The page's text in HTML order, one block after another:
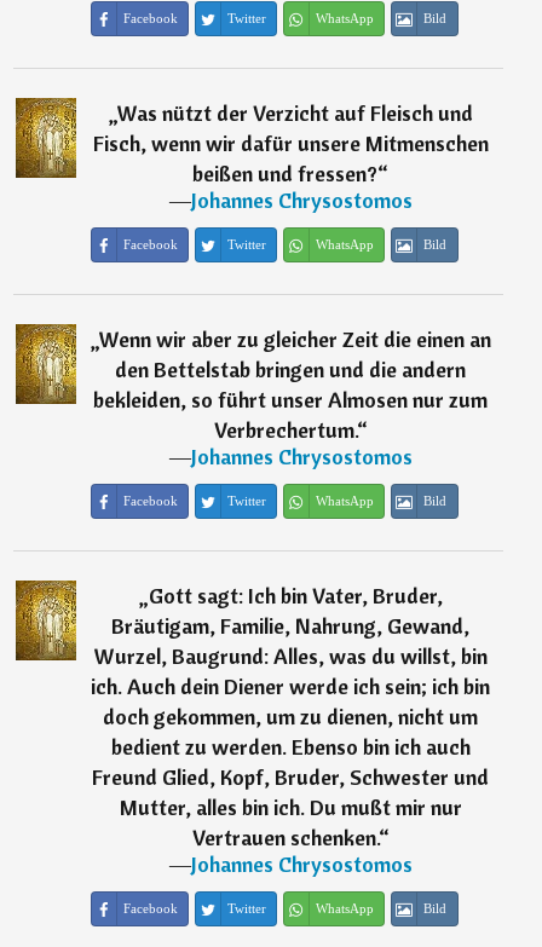
Facebook Twitter WhatsApp Bild
„Was nützt der Verzicht auf Fleisch und
Fisch, wenn wir dafür unsere Mitmenschen
beißen und fressen?“
―Johannes Chrysostomos
Facebook Twitter WhatsApp Bild
„Wenn wir aber zu gleicher Zeit die einen an
den Bettelstab bringen und die andern
bekleiden, so führt unser Almosen nur zum
Verbrechertum.“
―Johannes Chrysostomos
Facebook Twitter WhatsApp Bild
„Gott sagt: Ich bin Vater, Bruder,
Bräutigam, Familie, Nahrung, Gewand,
Wurzel, Baugrund: Alles, was du willst, bin
ich. Auch dein Diener werde ich sein; ich bin
doch gekommen, um zu dienen, nicht um
bedient zu werden. Ebenso bin ich auch
Freund Glied, Kopf, Bruder, Schwester und
Mutter, alles bin ich. Du mußt mir nur
Vertrauen schenken.“
―Johannes Chrysostomos
Facebook Twitter WhatsApp Bild